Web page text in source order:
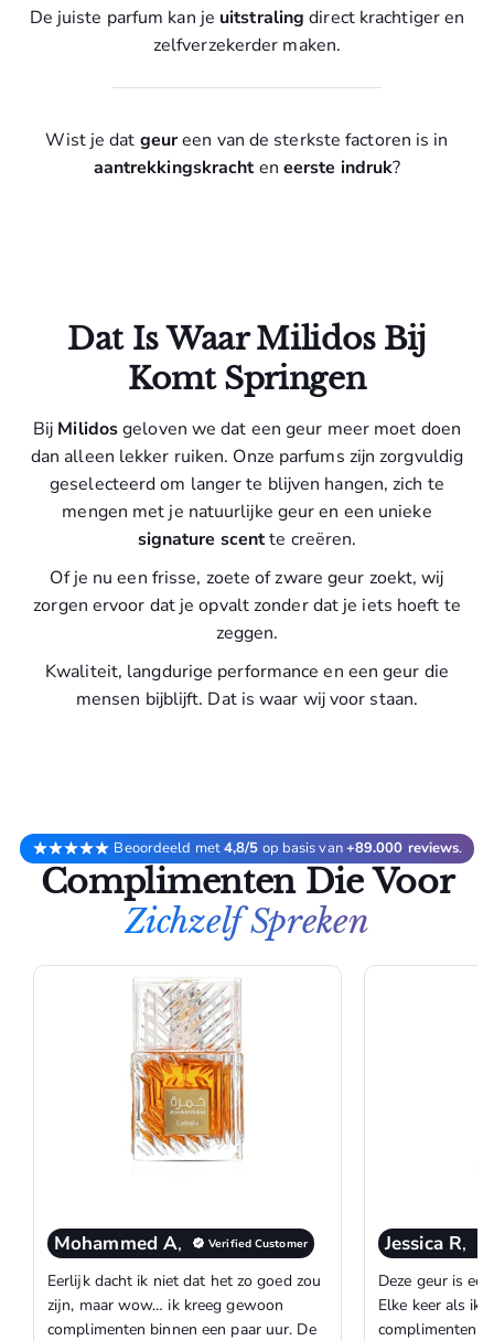
De juiste parfum kan je uitstralingdirect krachtiger en
zelfverzekerder maken.
Wist je dat geureen van de sterkste factoren is in
aantrekkingskrachten eerste indruk?
Dat Is Waar Milidos Bij
Komt Springen
Bij Milidosgeloven we dat een geur meer moet doen
dan alleen lekker ruiken. Onze parfums zijn zorgvuldig
geselecteerd om langer te blijven hangen, zich te
mengen met je natuurlijke geur en een unieke
signature scentte creëren.
Of je nu een frisse, zoete of zware geur zoekt, wij
zorgen ervoor dat je opvalt zonder dat je iets hoeft te
zeggen.
Kwaliteit, langdurige performance en een geur die
mensen bijblijft. Dat is waar wij voor staan.
Beoordeeld met4,8/5 op basis van+89.000 reviews.
Complimenten Die Voor
Zichzelf Spreken
Mohammed A, Verified Customer
Eerlijk dacht ik niet dat het zo goed zou
zijn, maar wow… ik kreeg gewoon
complimenten binnen een paar uur. De
Jessica R,
Deze geur is
Elke keer als ik
complimenten